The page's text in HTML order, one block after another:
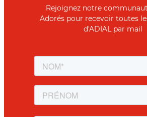
Rejoignez notre
Adorés pour recevoir toutes
d'ADIAL par mail